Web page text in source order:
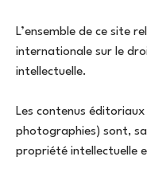
L’ensemble de ce site
internationale sur le
intellectuelle.
Les contenus
photographies) sont,
propriété intellectuelle